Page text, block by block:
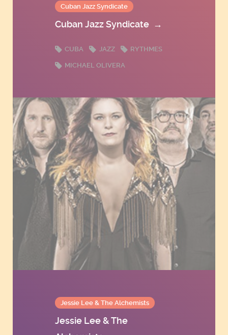
Cuban Jazz Syndicate
Cuban Jazz Syndicate →
CUBA JAZZ RYTHMES
MICHAEL OLIVERA
Jessie Lee & The Alchemists
Jessie Lee & The